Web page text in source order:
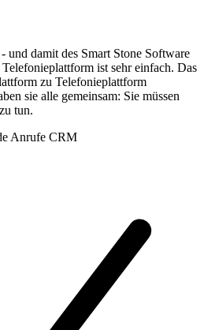
damit des Smart Stone Software
ist sehr einfach. Das
zu Telefonieplattform
sie alle gemeinsam: Sie müssen
tun.
Anrufe CRM